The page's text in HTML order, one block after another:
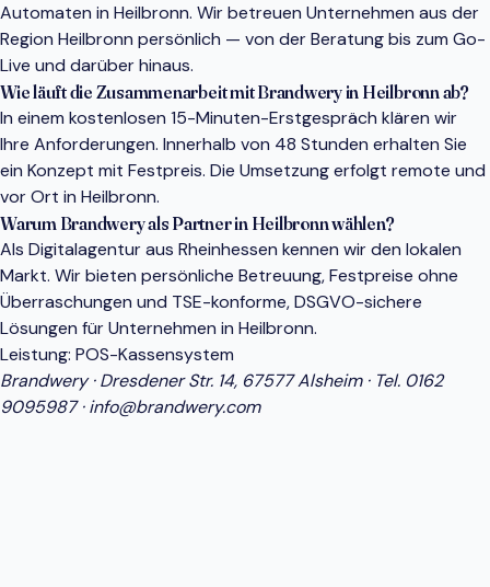
Automaten in Heilbronn. Wir betreuen Unternehmen aus der
Region Heilbronn persönlich — von der Beratung bis zum Go-
Live und darüber hinaus.
Wie läuft die Zusammenarbeit mit Brandwery in Heilbronn ab?
In einem kostenlosen 15-Minuten-Erstgespräch klären wir
Ihre Anforderungen. Innerhalb von 48 Stunden erhalten Sie
ein Konzept mit Festpreis. Die Umsetzung erfolgt remote und
vor Ort in Heilbronn.
Warum Brandwery als Partner in Heilbronn wählen?
Als Digitalagentur aus Rheinhessen kennen wir den lokalen
Markt. Wir bieten persönliche Betreuung, Festpreise ohne
Überraschungen und TSE-konforme, DSGVO-sichere
Lösungen für Unternehmen in Heilbronn.
Leistung: POS-Kassensystem
Brandwery · Dresdener Str. 14, 67577 Alsheim · Tel. 0162
9095987·info@brandwery.com